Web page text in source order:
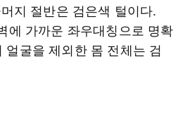
지 절반은 검은색 털이다.
에 가까운 좌우대칭으로 명확
굴을 제외한 몸 전체는 검